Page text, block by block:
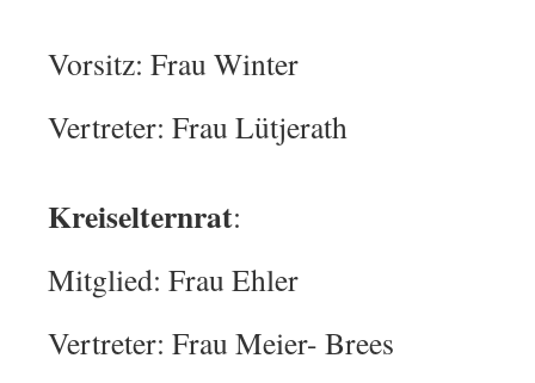
Vorsitz: Frau Winter
Vertreter: Frau Lütjerath
Kreiselternrat:
Mitglied: Frau Ehler
Vertreter: Frau Meier- Brees